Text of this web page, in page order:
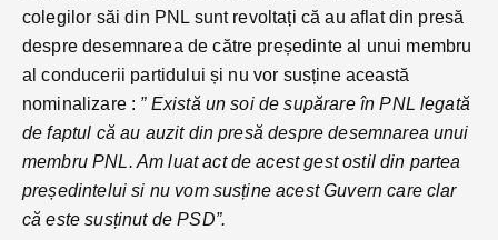
colegilor săi din PNL sunt revoltați că au aflat din presă
despre desemnarea de către președinte al unui membru
al conducerii partidului și nu vor susține această
nominalizare : ” Există un soi de supărare în PNL legată
de faptul că au auzit din presă despre desemnarea unui
membru PNL. Am luat act de acest gest ostil din partea
președintelui si nu vom susține acest Guvern care clar
că este susținut de PSD”.